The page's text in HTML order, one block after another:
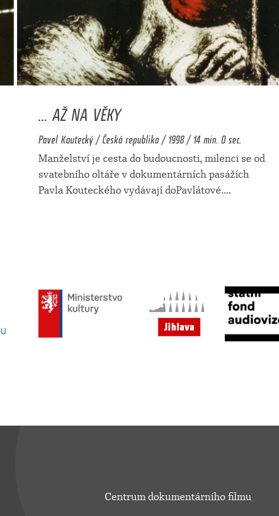
... AŽ NA VĚKY
Pavel Koutecký / Česká republika / 1998 / 14 min. 0 sec.
Manželství je cesta do budoucnosti, milenci se od
svatebního oltáře v dokumentárních pasážích
Pavla Kouteckého vydávají doPavlátové....
Centrum dokumentárního filmu